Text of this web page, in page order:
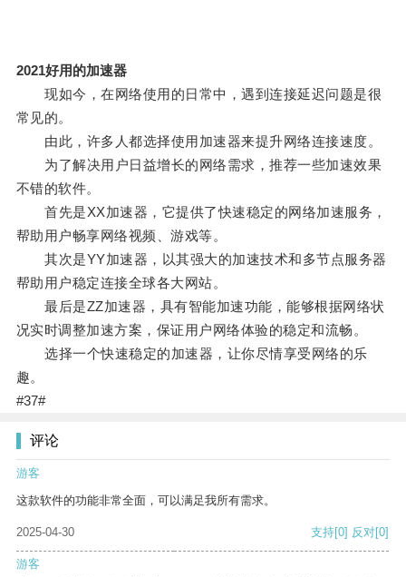
2021好用的加速器
现如今，在网络使用的日常中，遇到连接延迟问题是很
常见的。
由此，许多人都选择使用加速器来提升网络连接速度。
为了解决用户日益增长的网络需求，推荐一些加速效果
不错的软件。
首先是XX加速器，它提供了快速稳定的网络加速服务，
帮助用户畅享网络视频、游戏等。
其次是YY加速器，以其强大的加速技术和多节点服务器
帮助用户稳定连接全球各大网站。
最后是ZZ加速器，具有智能加速功能，能够根据网络状
况实时调整加速方案，保证用户网络体验的稳定和流畅。
选择一个快速稳定的加速器，让你尽情享受网络的乐
趣。
#37#
评论
游客
这款软件的功能非常全面，可以满足我所有需求。
2025-04-30 支持[0] 反对[0]
游客